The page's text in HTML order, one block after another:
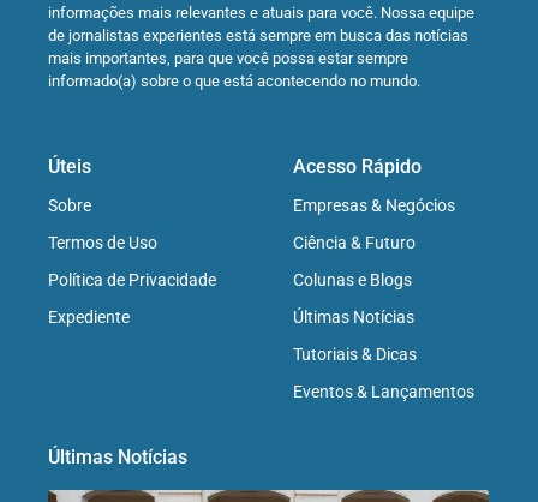
informações mais relevantes e atuais para você. Nossa equipe
de jornalistas experientes está sempre em busca das notícias
mais importantes, para que você possa estar sempre
informado(a) sobre o que está acontecendo no mundo.
Úteis
Sobre
Termos de Uso
Política de Privacidade
Expediente
Acesso Rápido
Empresas & Negócios
Ciência & Futuro
Colunas e Blogs
Últimas Notícias
Tutoriais & Dicas
Eventos & Lançamentos
Últimas Notícias